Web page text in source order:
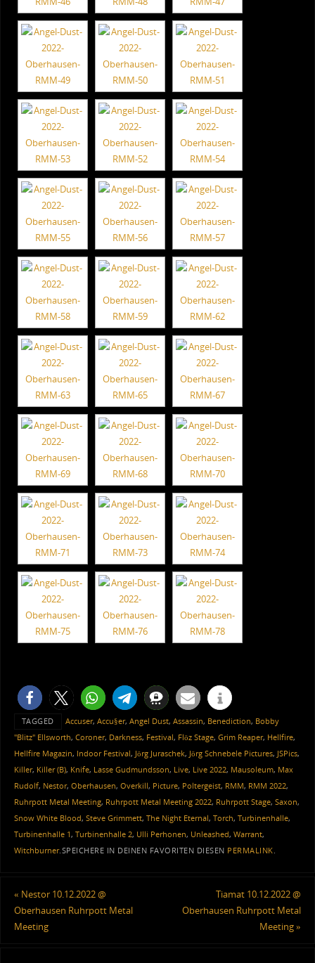
TAGGED Accuser, Accu§er, Angel Dust, Assassin, Benediction, Bobby
"Blitz" Ellsworth, Coroner, Darkness, Festival, Flöz Stage, Grim Reaper, Hellfire,
Hellfire Magazin, Indoor Festival, Jörg Juraschek, Jörg Schnebele Pictures, JSPics,
Killer, Killer (B), Knife, Lasse Gudmundsson, Live, Live 2022, Mausoleum, Max
Rudolf, Nestor, Oberhausen, Overkill, Picture, Poltergeist, RMM, RMM 2022,
Ruhrpott Metal Meeting, Ruhrpott Metal Meeting 2022, Ruhrpott Stage, Saxon,
Snow White Blood, Steve Grimmett, The Night Eternal, Torch, Turbinenhalle,
Turbinenhalle 1, Turbinenhalle 2, Ulli Perhonen, Unleashed, Warrant,
Witchburner.SPEICHERE IN DEINEN FAVORITEN DIESEN PERMALINK.
« Nestor 10.12.2022 @
Oberhausen Ruhrpott Metal
Meeting
Tiamat 10.12.2022 @
Oberhausen Ruhrpott Metal
Meeting»